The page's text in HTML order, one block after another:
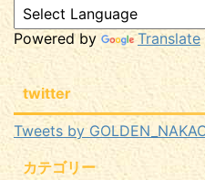
Powered by Translate
twitter
Tweets by
カテゴリー